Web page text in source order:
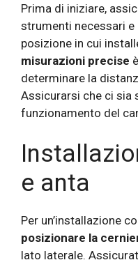
Prima di iniziare,
strumenti necessari e
posizione in cui
misurazioni precise
determinare la
Assicurarsi che ci sia
funzionamento del
e anta
Per un’installazione
posizionare la
lato laterale.